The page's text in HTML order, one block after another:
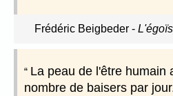
Frédéric Beigbeder -
La peau de l'être humain
nombre de baisers par